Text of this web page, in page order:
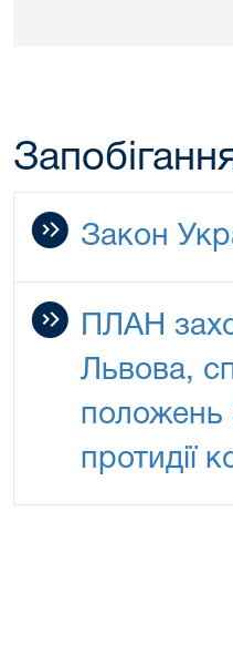
Закон
ПЛАН
Львова,
положень
протидії